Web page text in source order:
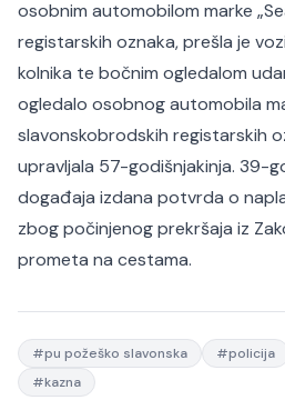
osobnim automobilom marke
registarskih oznaka, prešla je
kolnika te bočnim ogledalom
ogledalo osobnog automobila
slavonskobrodskih registarskih
upravljala 57-godišnjakinja. 39-
događaja izdana potvrda o
zbog počinjenog prekršaja iz
prometa na cestama.
#pu požeško slavonska #policija
#kazna